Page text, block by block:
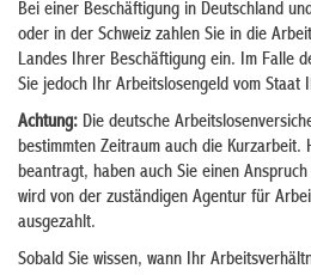
Bei einer Beschäftigung in Deutschland
oder in der Schweiz zahlen Sie in die
Landes Ihrer Beschäftigung ein. Im Falle
Sie jedoch Ihr Arbeitslosengeld vom Staat
Achtung: Die deutsche
bestimmten Zeitraum auch die Kurzarbeit.
beantragt, haben auch Sie einen
wird von der zuständigen Agentur für
ausgezahlt.
Sobald Sie wissen, wann Ihr